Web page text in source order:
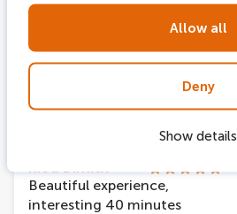
Allow all
Deny
Show details
didn't take away from the
were some of my favorites.
Klea Dimitri
Beautiful experience,
interesting 40 minutes